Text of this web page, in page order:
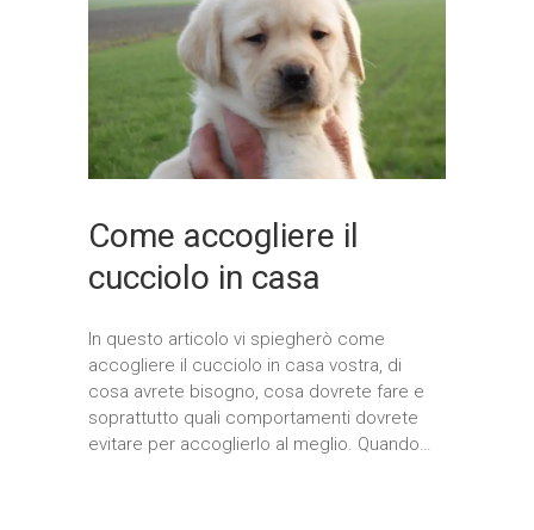
Come accogliere il
cucciolo in casa
In questo articolo vi spiegherò come
accogliere il cucciolo in casa vostra, di
cosa avrete bisogno, cosa dovrete fare e
soprattutto quali comportamenti dovrete
evitare per accoglierlo al meglio. Quando…